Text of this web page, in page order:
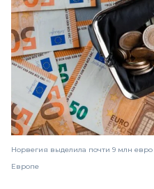
Норвегия выделила почти 9 млн
Европе